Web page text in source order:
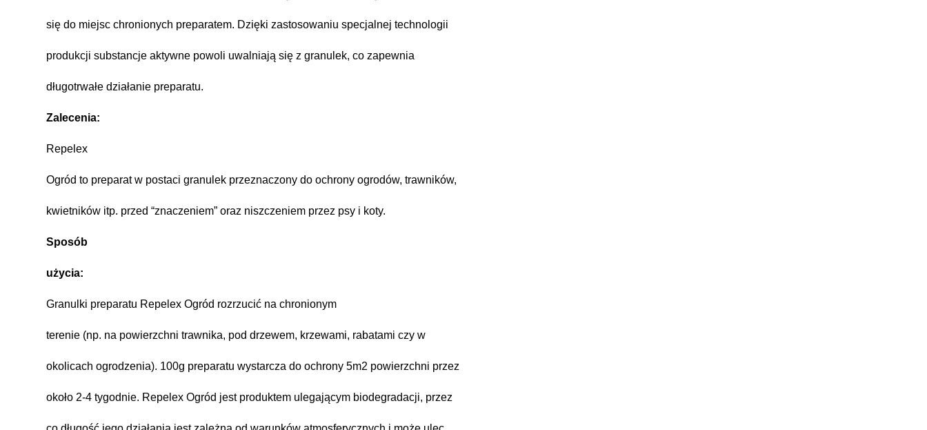
się do miejsc chronionych preparatem. Dzięki zastosowaniu specjalnej technologii
produkcji substancje aktywne powoli uwalniają się z granulek, co zapewnia
długotrwałe działanie preparatu.
Zalecenia:
Repelex
Ogród to preparat w postaci granulek przeznaczony do ochrony ogrodów, trawników,
kwietników itp. przed “znaczeniem” oraz niszczeniem przez psy i koty.
Sposób
użycia:
Granulki preparatu Repelex Ogród rozrzucić na chronionym
terenie (np. na powierzchni trawnika, pod drzewem, krzewami, rabatami czy w
okolicach ogrodzenia). 100g preparatu wystarcza do ochrony 5m2 powierzchni przez
około 2-4 tygodnie. Repelex Ogród jest produktem ulegającym biodegradacji, przez